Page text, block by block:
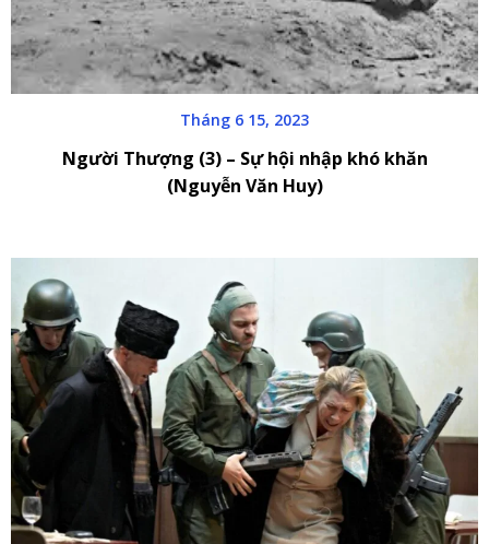
Tháng 6 15, 2023
Người Thượng (3) – Sự hội nhập khó khăn
(Nguyễn Văn Huy)